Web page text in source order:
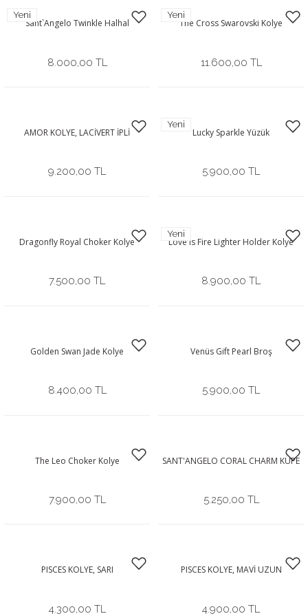
Yeni
Sant`Angelo Twinkle Halhal
8.000,00 TL
Yeni
The Cross Swarovski Kolye
11.600,00 TL
AMOR KOLYE, LACİVERT İPLİ
9.200,00 TL
Yeni
Lucky Sparkle Yüzük
5.900,00 TL
Dragonfly Royal Choker Kolye
7.500,00 TL
Yeni
Love is Fire Lighter Holder Kolye
8.900,00 TL
Golden Swan Jade Kolye
8.400,00 TL
Venüs Gift Pearl Broş
5.900,00 TL
The Leo Choker Kolye
7.900,00 TL
SANT'ANGELO CORAL CHARM KÜPE
5.250,00 TL
PISCES KOLYE, SARI
4.300,00 TL
PISCES KOLYE, MAVİ UZUN
4.900,00 TL